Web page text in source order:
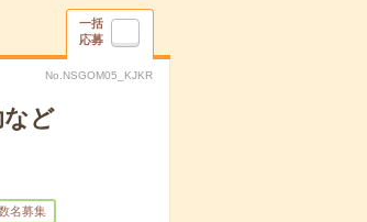
一括
応募
No.NSGOM05_KJKR
など
名募集